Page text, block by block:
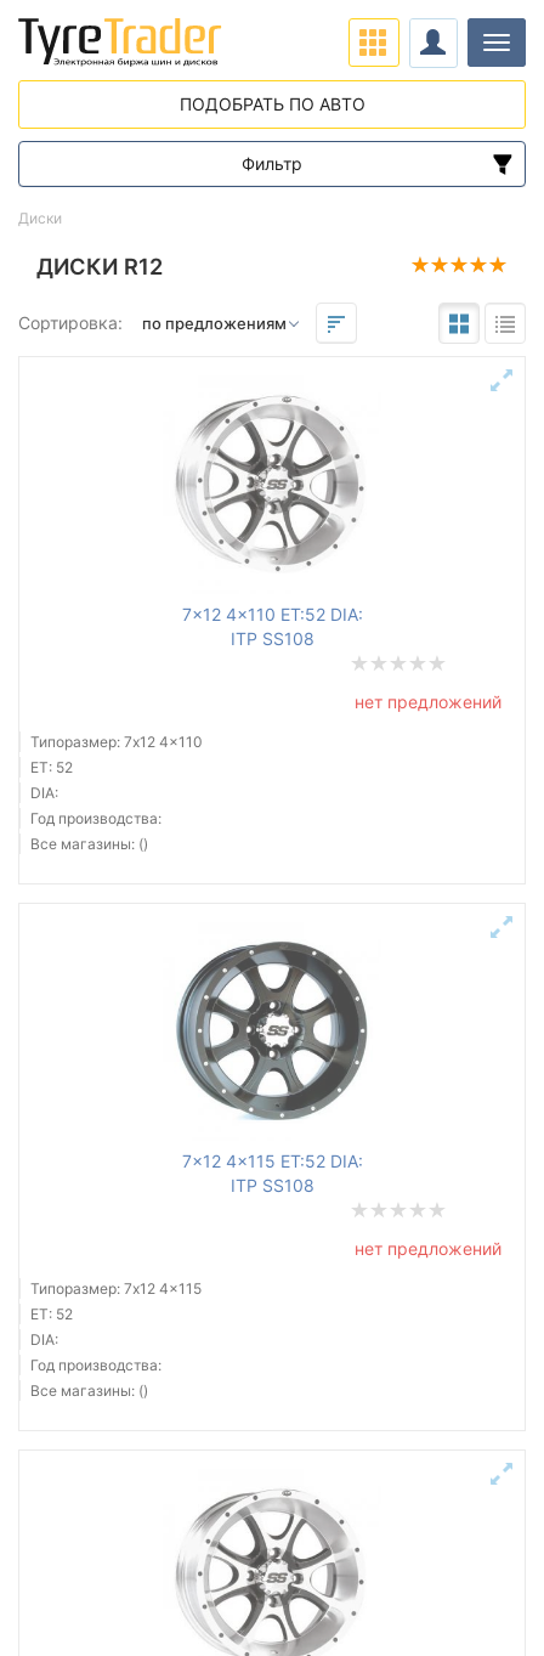
ДИСКИ R12
Сортировка:
7x12 4x110 ET:52 DIA:
ITP SS108
нет предложений
Типоразмер: 7x12 4x110
ET: 52
DIA:
Год производства:
Все магазины: ()
7x12 4x115 ET:52 DIA:
ITP SS108
нет предложений
Типоразмер: 7x12 4x115
ET: 52
DIA:
Год производства:
Все магазины: ()
Диски
ПОДОБРАТЬ ПО АВТО
Фильтр
от
Подбор по параметрам
до
до
Все бренды
Тип диска